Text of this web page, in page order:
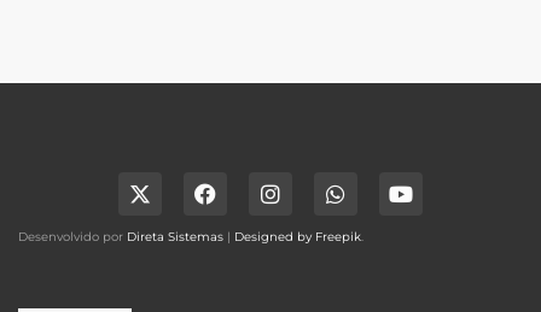
Desenvolvido por Direta Sistemas | Designed by Freepik.